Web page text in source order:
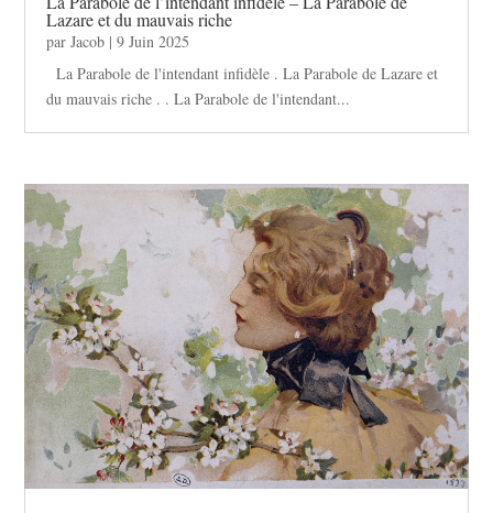
Lazare et du mauvais riche
parJacob |9 Juin 2025
La Parabole de l'intendant infidèle . La Parabole de Lazare et
du mauvais riche . . La Parabole de l'intendant...